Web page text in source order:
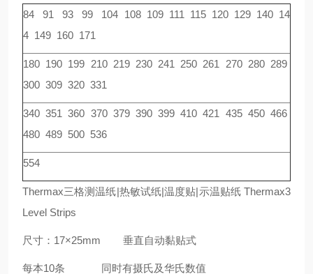
84 91 93 99 104 108 109 111 115 120 129 140 14
4 149 160 171
180 190 199 210 219 230 241 250 261 270 280 289
300 309 320 331
340 351 360 370 379 390 399 410 421 435 450 466
480 489 500 536
554
Thermax三格测温纸|热敏试纸|温度贴|示温贴纸 Thermax3
Level Strips
尺寸：17×25mm 垂直自动黏贴式
每本10条 同时有摄氏及华氏数值